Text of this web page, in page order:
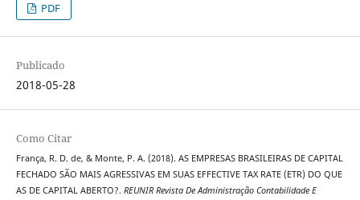
PDF
Publicado
2018-05-28
Como Citar
França, R. D. de, & Monte, P. A. (2018). AS EMPRESAS BRASILEIRAS DE CAPITAL
FECHADO SÃO MAIS AGRESSIVAS EM SUAS EFFECTIVE TAX RATE (ETR) DO QUE
AS DE CAPITAL ABERTO?. REUNIR Revista De Administração Contabilidade E